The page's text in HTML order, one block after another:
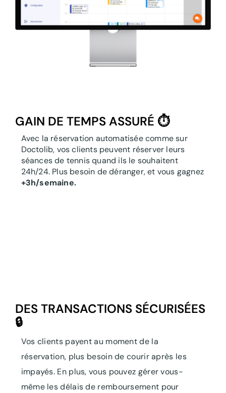
GAIN DE TEMPS ASSURÉ ⏱️
Avec la réservation automatisée comme sur
Doctolib, vos clients peuvent réserver leurs
séances de tennis quand ils le souhaitent
24h/24. Plus besoin de déranger, et vous gagnez
+3h/semaine.
DES TRANSACTIONS SÉCURISÉES
🔒
Vos clients payent au moment de la
réservation, plus besoin de courir après les
impayés. En plus, vous pouvez gérer vous-
même les délais de remboursement pour